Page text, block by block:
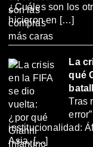
¿Cuáles son los
hicieron en […]
La
qué
Tras
institucionalidad:
Asia, […]